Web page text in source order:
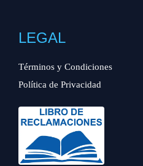
LEGAL
Términos y Condiciones
Política de Privacidad